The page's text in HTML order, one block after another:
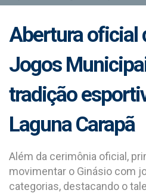
Abertura oficial
Jogos
tradição
Laguna Carapã
Além da cerimônia oficial,
movimentar o Ginásio com
categorias, destacando o